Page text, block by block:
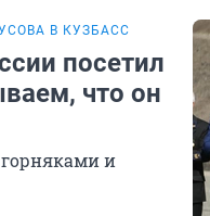
В КУЗБАСС
посетил
что он
горняками и